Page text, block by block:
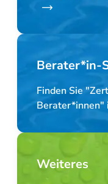
Berater*in-
Finden Sie
Berater*innen"
Weiteres